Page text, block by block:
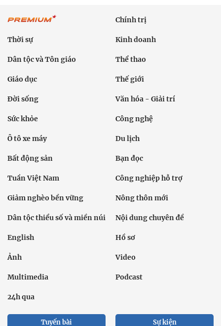
Chính trị
Thời sự Kinh doanh
Dân tộc và Tôn giáo Thể thao
Giáo dục Thế giới
Đời sống Văn hóa - Giải trí
Sức khỏe Công nghệ
Ô tô xe máy Du lịch
Bất động sản Bạn đọc
Tuần Việt Nam Công nghiệp hỗ trợ
Giảm nghèo bền vững Nông thôn mới
Dân tộc thiểu số và miền núi Nội dung chuyên đề
English Hồ sơ
Ảnh Video
Multimedia Podcast
24h qua
Tuyến bài Sự kiện